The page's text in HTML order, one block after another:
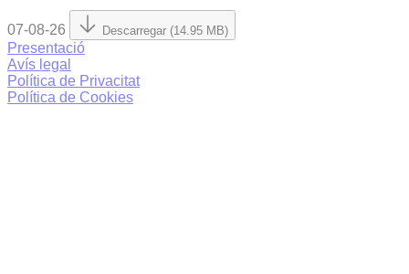
07-08-26 Descarregar (14.95 MB)
Presentació
Avís legal
Política de Privacitat
Política de Cookies